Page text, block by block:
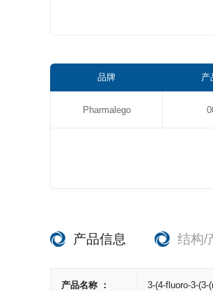
品牌 产
Pharmalego
产品信息 结构/
产品名称 ： 3-(4-fluoro-3-(3-